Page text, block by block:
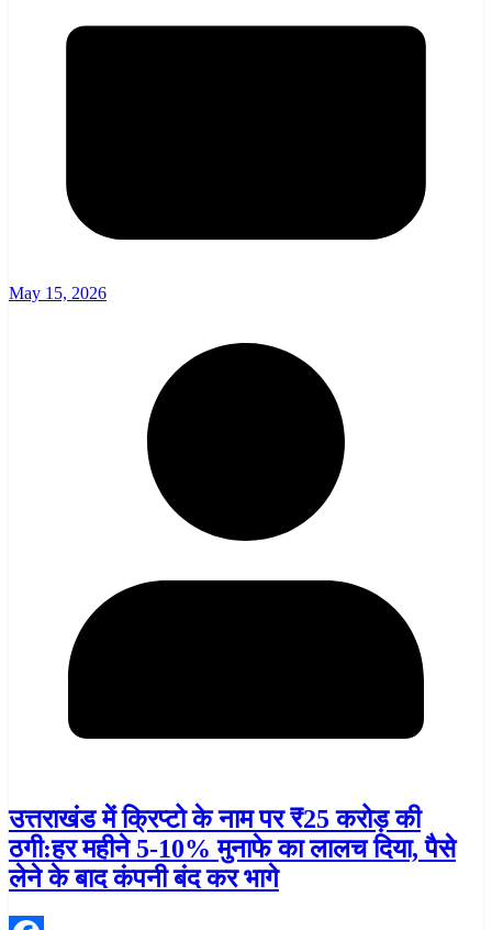
May 15, 2026
उत्तराखंड में क्रिप्टो के नाम पर ₹25 करोड़ की
ठगी:हर महीने 5-10% मुनाफे का लालच दिया, पैसे
लेने के बाद कंपनी बंद कर भागे